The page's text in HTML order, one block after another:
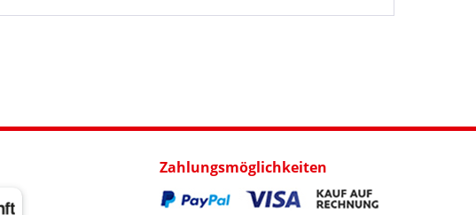
Zahlungsmöglichkeiten